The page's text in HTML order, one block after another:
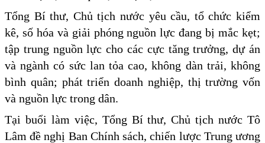
Tổng Bí thư, Chủ tịch nước yêu cầu, tổ chức kiểm
kê, số hóa và giải phóng nguồn lực đang bị mắc kẹt;
tập trung nguồn lực cho các cực tăng trưởng, dự án
và ngành có sức lan tỏa cao, không dàn trải, không
bình quân; phát triển doanh nghiệp, thị trường vốn
và nguồn lực trong dân.
Tại buổi làm việc, Tổng Bí thư, Chủ tịch nước Tô
Lâm đề nghị Ban Chính sách, chiến lược Trung ương